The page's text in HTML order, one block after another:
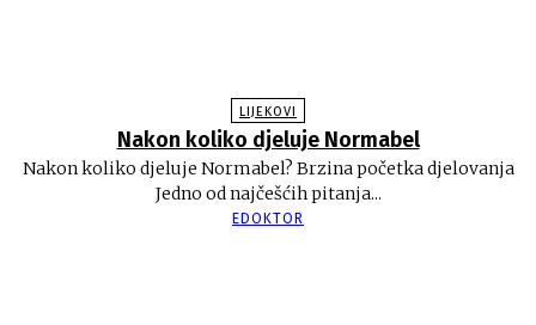
LIJEKOVI
Nakon koliko djeluje Normabel
Nakon koliko djeluje Normabel? Brzina početka djelovanja
Jedno od najčešćih pitanja...
EDOKTOR